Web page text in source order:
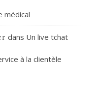
médical
dans Un live tchat
à la clientèle